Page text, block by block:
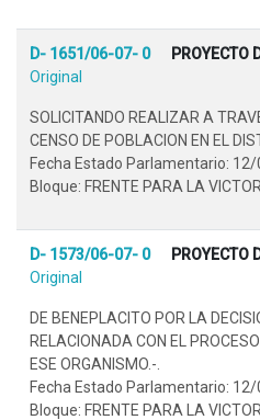
D- 1651/06-07- 0 PROYECTO
Original
SOLICITANDO REALIZAR A
CENSO DE POBLACION EN EL
Fecha Estado Parlamentario:
Bloque: FRENTE PARA LA
D- 1573/06-07- 0 PROYECTO
Original
DE BENEPLACITO POR LA
RELACIONADA CON EL
ESE ORGANISMO.-.
Fecha Estado Parlamentario:
Bloque: FRENTE PARA LA